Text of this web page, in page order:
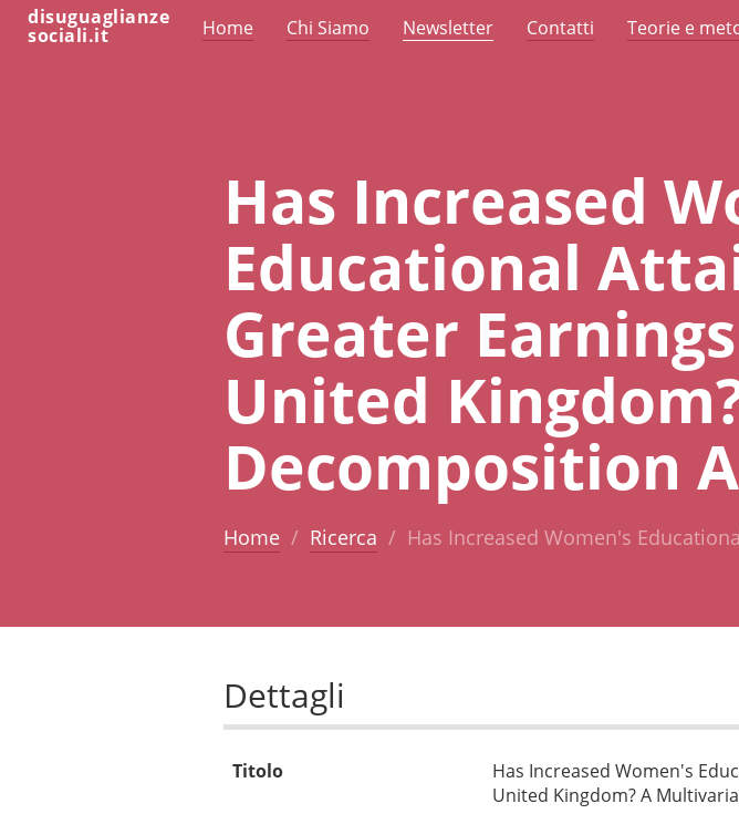
disuguaglianze
sociali.it Home Chi Siamo Newsletter Contatti Teorie e
Has Increased
Educational
Greater
United
Decomposition
Home Ricerca Has Increased Women's
Dettagli
Titolo
Has Increased Women's
United Kingdom? A